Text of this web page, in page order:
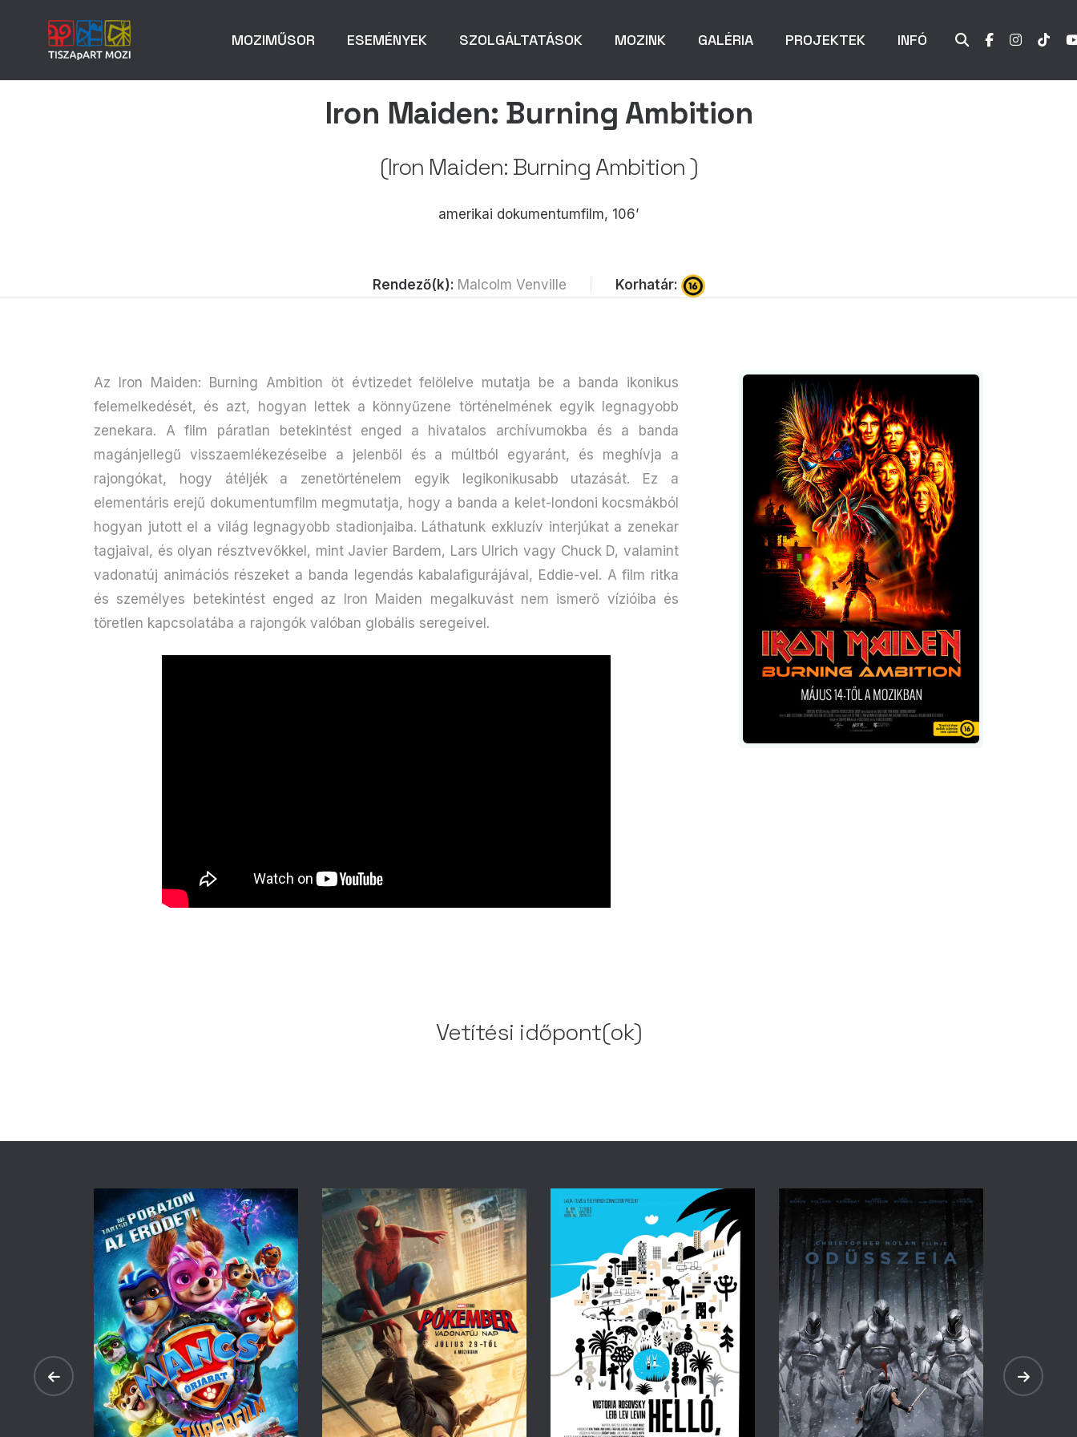
MOZIMŰSOR ESEMÉNYEK SZOLGÁLTATÁSOK MOZINK GALÉRIA PROJEKTEK INFÓ
Iron Maiden: Burning Ambition
(Iron Maiden: Burning Ambition )
amerikai dokumentumfilm, 106’
Rendező(k): Malcolm Venville Korhatár:
Az Iron Maiden: Burning Ambition öt évtizedet felölelve mutatja be a banda ikonikus
felemelkedését, és azt, hogyan lettek a könnyűzene történelmének egyik legnagyobb
zenekara. A film páratlan betekintést enged a hivatalos archívumokba és a banda
magánjellegű visszaemlékezéseibe a jelenből és a múltból egyaránt, és meghívja a
rajongókat, hogy átéljék a zenetörténelem egyik legikonikusabb utazását. Ez a
elementáris erejű dokumentumfilm megmutatja, hogy a banda a kelet-londoni kocsmákból
hogyan jutott el a világ legnagyobb stadionjaiba. Láthatunk exkluzív interjúkat a zenekar
tagjaival, és olyan résztvevőkkel, mint Javier Bardem, Lars Ulrich vagy Chuck D, valamint
vadonatúj animációs részeket a banda legendás kabalafigurájával, Eddie-vel. A film ritka
és személyes betekintést enged az Iron Maiden megalkuvást nem ismerő vízióiba és
töretlen kapcsolatába a rajongók valóban globális seregeivel.
Vetítési időpont(ok)